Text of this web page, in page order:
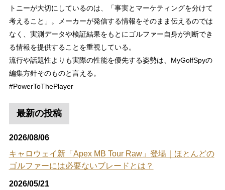
トニーが大切にしているのは、「事実とマーケティングを分けて
考えること」。メーカーが発信する情報をそのまま伝えるのでは
なく、実測データや検証結果をもとにゴルファー自身が判断でき
る情報を提供することを重視している。
流行や話題性よりも実際の性能を優先する姿勢は、MyGolfSpyの
編集方針そのものと言える。
#PowerToThePlayer
最新の投稿
2026/08/06
キャロウェイ新「Apex MB Tour Raw」登場｜ほとんどの
ゴルファーには必要ないブレードとは？
2026/05/21